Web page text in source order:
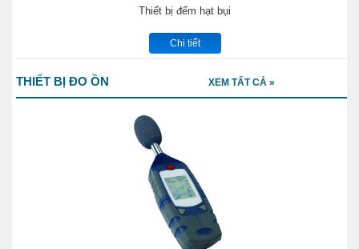
Thiết bị đếm hạt bụi
Chi tiết
THIẾT BỊ ĐO ỒN XEM TẤT CẢ »